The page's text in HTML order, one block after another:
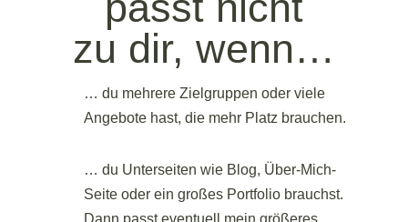
zu dir, wenn…
… du mehrere Zielgruppen oder viele
Angebote hast, die mehr Platz brauchen.
… du Unterseiten wie Blog, Über-Mich-
Seite oder ein großes Portfolio brauchst.